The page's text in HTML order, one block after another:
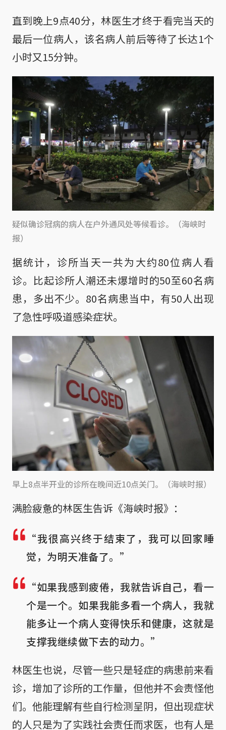
直到晚上9点40分，林医生才终于看完当天的
最后一位病人，该名病人前后等待了长达1个
小时又15分钟。
疑似确诊冠病的病人在户外通风处等候看诊。（海峡时
报）
据统计，诊所当天一共为大约80位病人看
诊。比起诊所人潮还未爆增时的50至60名病
患，多出不少。80名病患当中，有50人出现
了急性呼吸道感染症状。
早上8点半开业的诊所在晚间近10点关门。（海峡时报）
满脸疲惫的林医生告诉《海峡时报》：
“我很高兴终于结束了，我可以回家睡
觉，为明天准备了。”
“如果我感到疲倦，我就告诉自己，看一
个是一个。如果我能多看一个病人，我就
能多让一个病人变得快乐和健康，这就是
支撑我继续做下去的动力。”
林医生也说，尽管一些只是轻症的病患前来看
诊，增加了诊所的工作量，但他并不会责怪他
们。他能理解有些自行检测呈阴，但出现症状
的人只是为了实践社会责任而求医，也有人是